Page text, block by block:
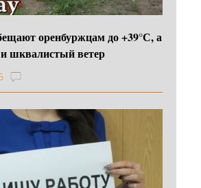
оренбуржцам до +39°С, а
шквалистый ветер